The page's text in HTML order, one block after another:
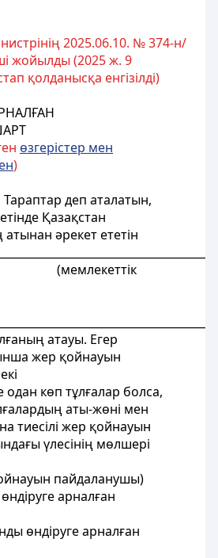
2025.06.10. № 374-н/
жойылды (2025 ж. 9
қолданысқа енгізілді)
өзгерістер мен
)
Тараптар деп аталатын,
Қазақстан
әрекет ететін
атауы. Егер
жер қойнауын
тұлғалар болса,
аты-жөні мен
жер қойнауын
үлесінің мөлшері
пайдаланушы)
арналған
өндіруге арналған